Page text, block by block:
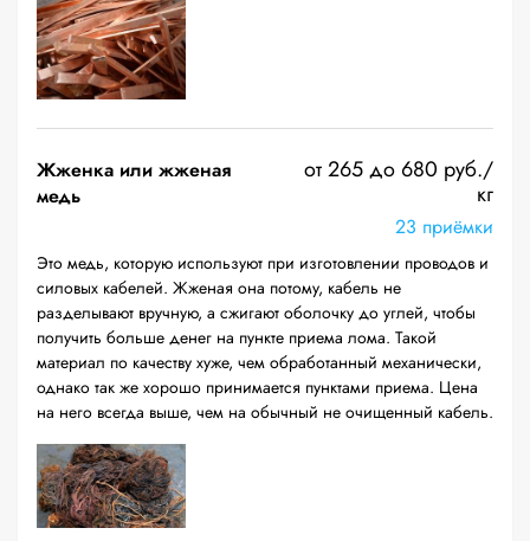
Жженка или жженая
медь
от 265 до 680 руб./
кг
23 приёмки
Это медь, которую используют при изготовлении проводов и
силовых кабелей. Жженая она потому, кабель не
разделывают вручную, а сжигают оболочку до углей, чтобы
получить больше денег на пункте приема лома. Такой
материал по качеству хуже, чем обработанный механически,
однако так же хорошо принимается пунктами приема. Цена
на него всегда выше, чем на обычный не очищенный кабель.